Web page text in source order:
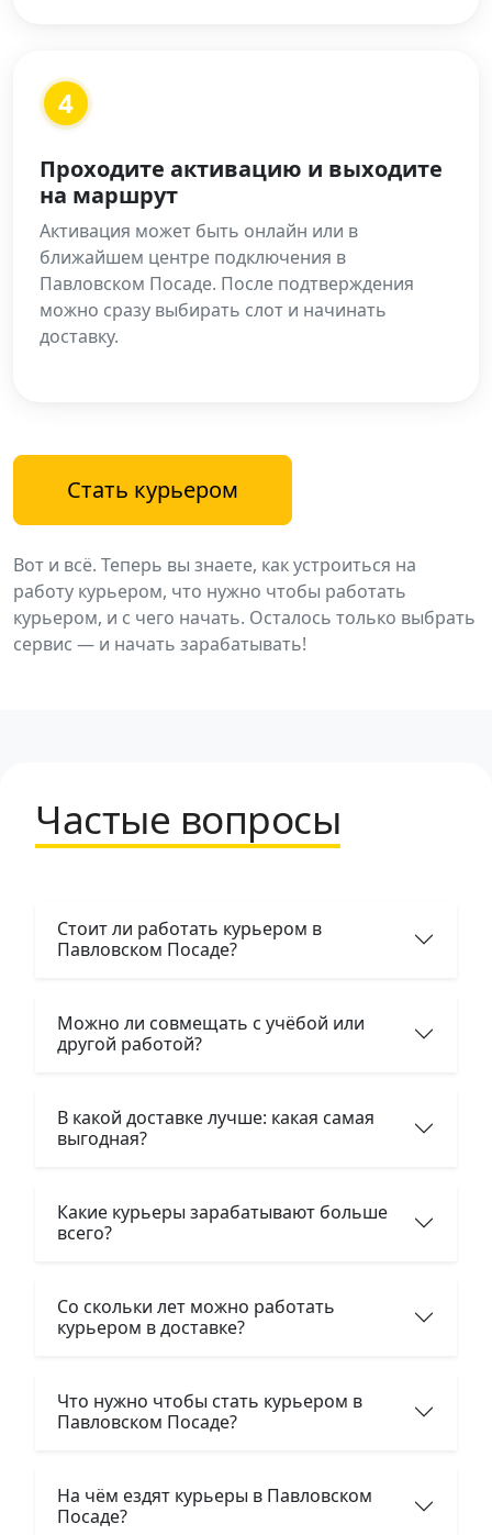
4
Проходите активацию и выходите
на маршрут
Активация может быть онлайн или в
ближайшем центре подключения в
Павловском Посаде. После подтверждения
можно сразу выбирать слот и начинать
доставку.
Стать курьером
Вот и всё. Теперь вы знаете, как устроиться на
работу курьером, что нужно чтобы работать
курьером, и с чего начать. Осталось только выбрать
сервис — и начать зарабатывать!
Частые вопросы
Стоит ли работать курьером в
Павловском Посаде?
Можно ли совмещать с учёбой или
другой работой?
В какой доставке лучше: какая самая
выгодная?
Какие курьеры зарабатывают больше
всего?
Со скольки лет можно работать
курьером в доставке?
Что нужно чтобы стать курьером в
Павловском Посаде?
На чём ездят курьеры в Павловском
Посаде?